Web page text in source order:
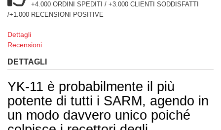
+4.000 ORDINI SPEDITI / +3.000 CLIENTI SODDISFATTI
/+1.000 RECENSIONI POSITIVE
Dettagli
Recensioni
DETTAGLI
YK-11 è probabilmente il più
potente di tutti i SARM, agendo in
un modo davvero unico poiché